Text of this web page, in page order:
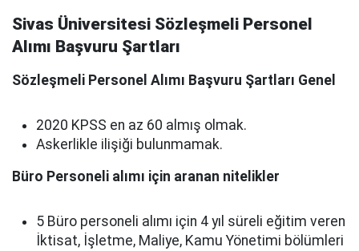
Sivas Üniversitesi Sözleşmeli Personel
Alımı Başvuru Şartları
Sözleşmeli Personel Alımı Başvuru Şartları Genel
2020 KPSS en az 60 almış olmak.
Askerlikle ilişiği bulunmamak.
Büro Personeli alımı için aranan nitelikler
5 Büro personeli alımı için 4 yıl süreli eğitim veren
İktisat, İşletme, Maliye, Kamu Yönetimi bölümleri